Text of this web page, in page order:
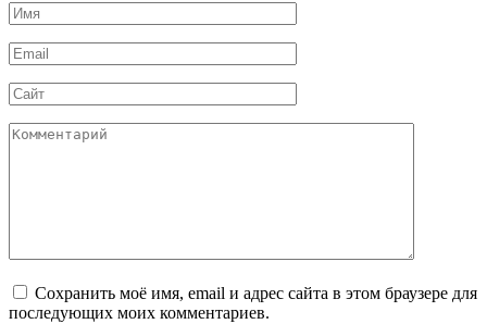
Имя
*
Email
*
Сайт
Комментарий
Сохранить моё имя, email и адрес сайта в этом браузере для
последующих моих комментариев.